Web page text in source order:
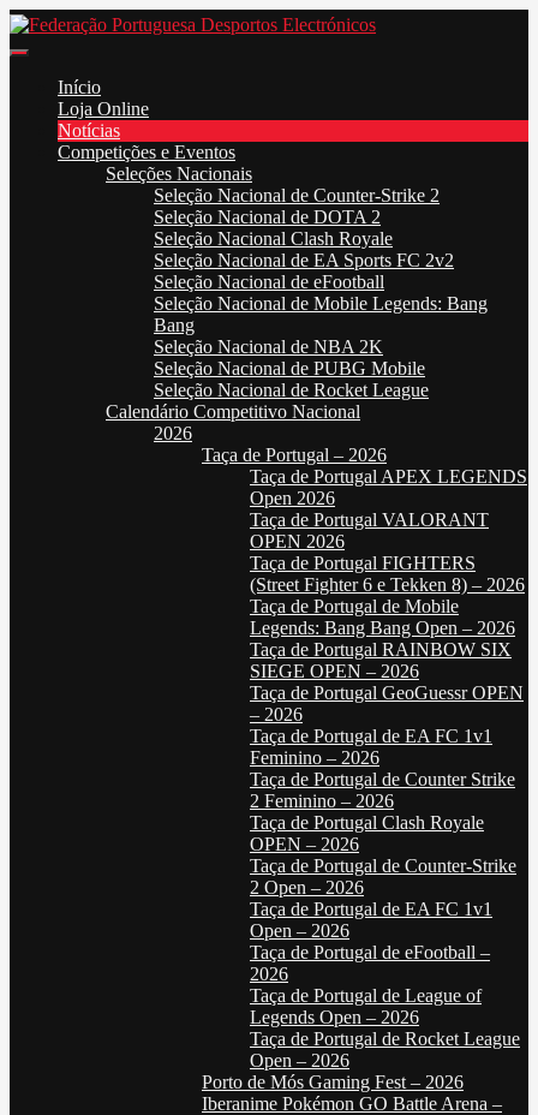
Skip
to
Início
Loja Online
Notícias
Competições e Eventos
Seleções Nacionais
Seleção Nacional de Counter-Strike 2
Seleção Nacional de DOTA 2
Seleção Nacional Clash Royale
Seleção Nacional de EA Sports FC 2v2
Seleção Nacional de eFootball
Seleção Nacional de Mobile Legends: Bang
Bang
Seleção Nacional de NBA 2K
Seleção Nacional de PUBG Mobile
Seleção Nacional de Rocket League
Calendário Competitivo Nacional
2026
Taça de Portugal – 2026
Taça de Portugal APEX LEGENDS
Open 2026
Taça de Portugal VALORANT
OPEN 2026
Taça de Portugal FIGHTERS
(Street Fighter 6 e Tekken 8) – 2026
Taça de Portugal de Mobile
Legends: Bang Bang Open – 2026
Taça de Portugal RAINBOW SIX
SIEGE OPEN – 2026
Taça de Portugal GeoGuessr OPEN
– 2026
Taça de Portugal de EA FC 1v1
Feminino – 2026
Taça de Portugal de Counter Strike
2 Feminino – 2026
Taça de Portugal Clash Royale
OPEN – 2026
Taça de Portugal de Counter-Strike
2 Open – 2026
Taça de Portugal de EA FC 1v1
Open – 2026
Taça de Portugal de eFootball –
2026
Taça de Portugal de League of
Legends Open – 2026
Taça de Portugal de Rocket League
Open – 2026
Porto de Mós Gaming Fest – 2026
Iberanime Pokémon GO Battle Arena –